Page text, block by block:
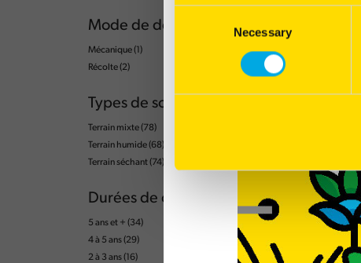
Necessary
Mode de destruction
Mécanique(1)
Récolte(2)
Types de sol
Terrain mixte(78)
Terrain humide(68)
Terrain séchant(74)
Durées de cycle
5 ans et + (34)
4 à 5 ans(29)
2 à 3 ans(16)